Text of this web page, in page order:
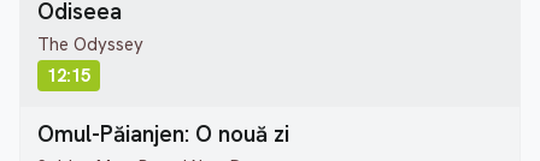
Odiseea
The Odyssey
12:15
Omul-Păianjen: O nouă zi